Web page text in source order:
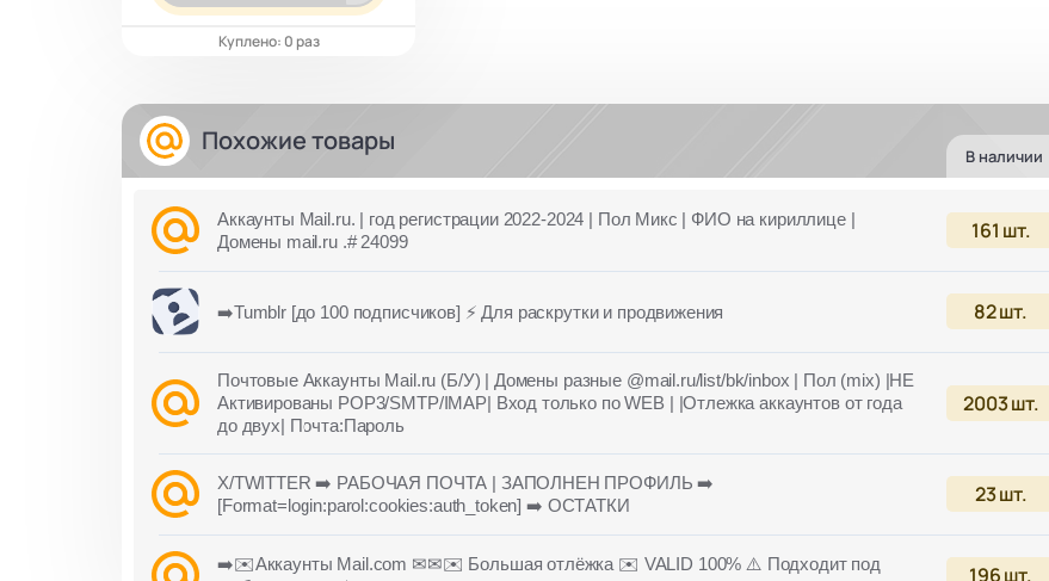
Куплено: 0 раз
Похожие товары В наличии
Аккаунты Mail.ru. | год регистрации 2022-2024 | Пол Микс | ФИО на кириллице |
Домены mail.ru .# 24099
161 шт.
➡️Tumblr [до 100 подписчиков] ⚡ Для раскрутки и продвижения 82шт.
Почтовые Аккаунты Mail.ru (Б/У) | Домены разные @mail.ru/list/bk/inbox | Пол (mix) |НЕ
Активированы POP3/SMTP/IMAP| Вход только по WEB | |Отлежка аккаунтов от года
до двух| Почта:Пароль
2003шт.
X/TWITTER ➡️ РАБОЧАЯ ПОЧТА | ЗАПОЛНЕН ПРОФИЛЬ ➡️
[Format=login:parol:cookies:auth_token] ➡️ ОСТАТКИ
23шт.
➡️✉️Аккаунты Mail.com ✉✉✉️ Большая отлёжка ✉️ VALID 100% ⚠️ Подходит под
196шт.